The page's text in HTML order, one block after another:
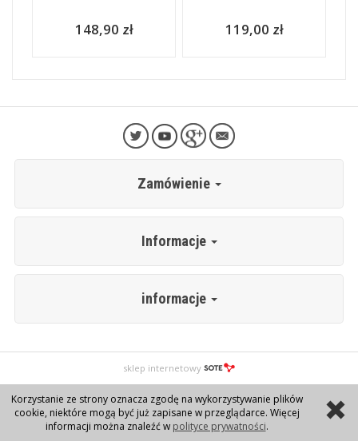
148,90 zł 119,00 zł
Zamówienie
Informacje
informacje
sklep internetowy
Korzystanie ze strony oznacza zgodę na wykorzystywanie plików
cookie, niektóre mogą być już zapisane w przeglądarce. Więcej
informacji można znaleźć w polityce prywatności.